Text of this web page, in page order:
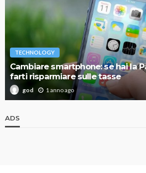
TECHNOLOGY
Cambiare smartphone: se hai la
farti risparmiare sulle tasse
god 1 anno ago
ADS